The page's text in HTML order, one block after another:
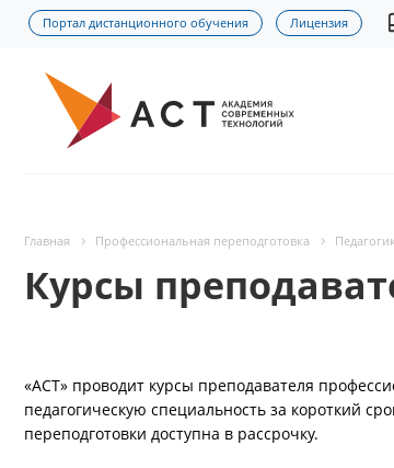
Портал дистанционного обучения Лицензия
Главная Профессиональная переподготовка
Курсы
«АСТ» проводит курсы преподавателя
педагогическую специальность за короткий
переподготовки доступна в рассрочку.